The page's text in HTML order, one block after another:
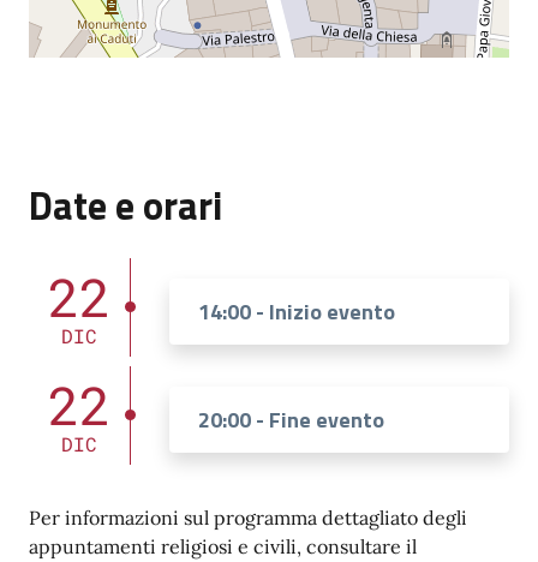
Date e orari
22
DIC
14:00 - Inizio evento
22
DIC
20:00 - Fine evento
Per informazioni sul programma dettagliato degli
appuntamenti religiosi e civili, consultare il